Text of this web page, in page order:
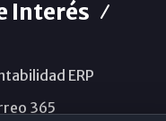
Interés
ERP
365